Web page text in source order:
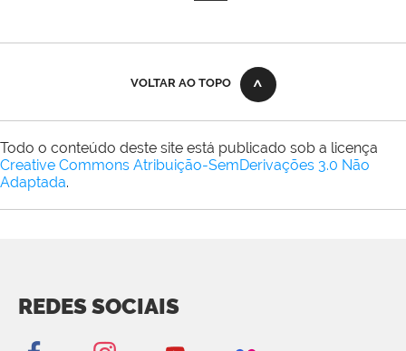
VOLTAR AO TOPO
Todo o conteúdo deste site está publicado sob a licença
Creative Commons Atribuição-SemDerivações 3.0 Não
Adaptada.
REDES SOCIAIS